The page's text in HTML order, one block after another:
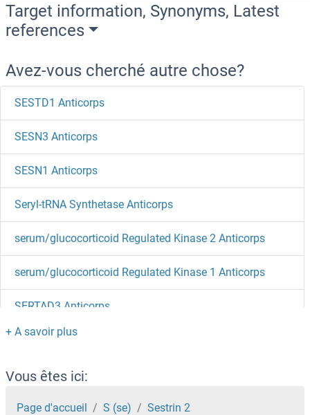
Target information, Synonyms, Latest
references
Avez-vous cherché autre chose?
SESTD1 Anticorps
SESN3 Anticorps
SESN1 Anticorps
Seryl-tRNA Synthetase Anticorps
serum/glucocorticoid Regulated Kinase 2 Anticorps
serum/glucocorticoid Regulated Kinase 1 Anticorps
SERTAD3 Anticorps
SERTAD2 Anticorps
SERTAD1 Anticorps
SERPINI2 Anticorps
Vous êtes ici:
Page d'accueil S (se) Sestrin 2